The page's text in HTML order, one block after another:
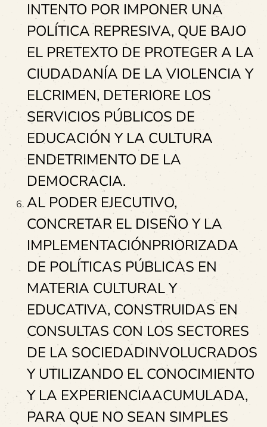
INTENTO POR IMPONER UNA
POLÍTICA REPRESIVA, QUE BAJO
EL PRETEXTO DE PROTEGER A LA
CIUDADANÍA DE LA VIOLENCIA Y
ELCRIMEN, DETERIORE LOS
SERVICIOS PÚBLICOS DE
EDUCACIÓN Y LA CULTURA
ENDETRIMENTO DE LA
DEMOCRACIA.
AL PODER EJECUTIVO,
CONCRETAR EL DISEÑO Y LA
IMPLEMENTACIÓNPRIORIZADA
DE POLÍTICAS PÚBLICAS EN
MATERIA CULTURAL Y
EDUCATIVA, CONSTRUIDAS EN
CONSULTAS CON LOS SECTORES
DE LA SOCIEDADINVOLUCRADOS
Y UTILIZANDO EL CONOCIMIENTO
Y LA EXPERIENCIAACUMULADA,
PARA QUE NO SEAN SIMPLES